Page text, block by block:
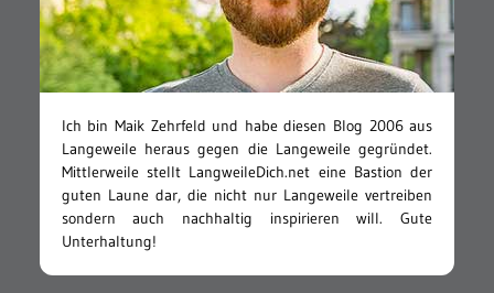
Ich bin Maik Zehrfeld und habe diesen Blog 2006 aus
Langeweile heraus gegen die Langeweile gegründet.
Mittlerweile stellt LangweileDich.net eine Bastion der
guten Laune dar, die nicht nur Langeweile vertreiben
sondern auch nachhaltig inspirieren will. Gute
Unterhaltung!